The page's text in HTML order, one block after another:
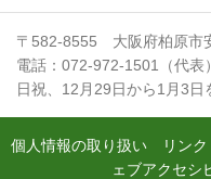
〒582-8555 大阪府柏原市
電話：072-972-1501（代
日祝、12月29日から1月3日
個人情報の取り扱い リンク
ェブアクセシ